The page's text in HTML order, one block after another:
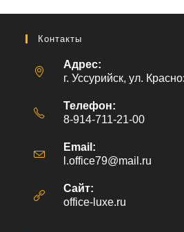
Контакты
Адрес:
г. Уссурийск, ул.
Телефон:
8-914-711-21-00
Email:
l.office79@mail.ru
Сайт:
office-luxe.ru